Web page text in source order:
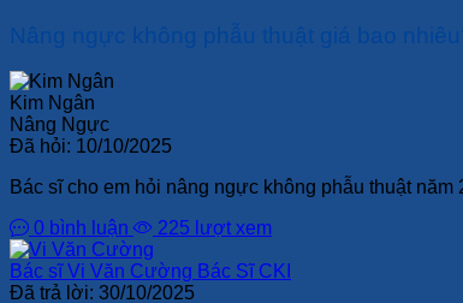
Nâng ngực không phẫu thuật giá bao
Kim Ngân
Nâng Ngực
Đã hỏi: 10/10/2025
Bác sĩ cho em hỏi nâng ngực không phẫu thuật
0 bình luận
225 lượt xem
Bác sĩ Vi Văn Cường Bác Sĩ CKI
Đã trả lời: 30/10/2025